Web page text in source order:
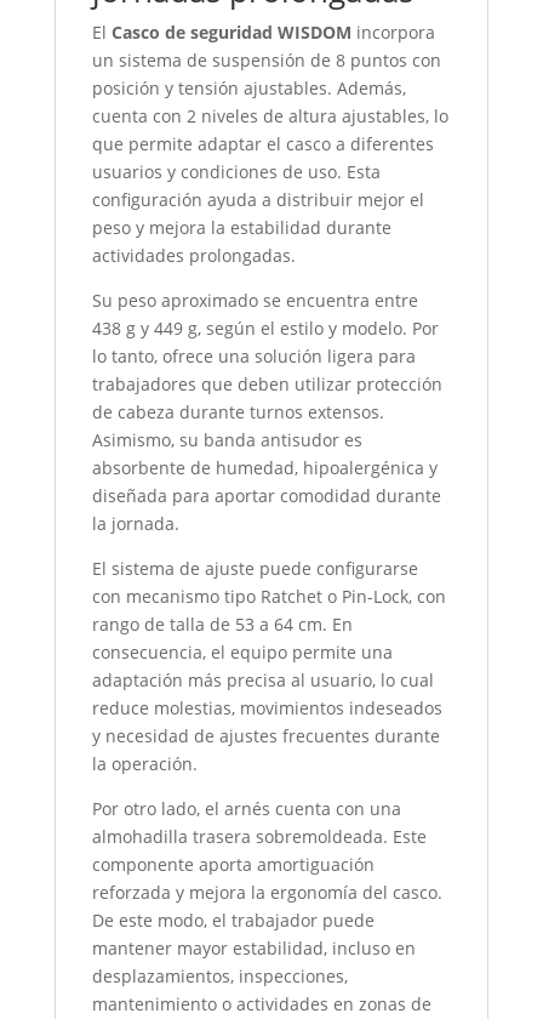
El Casco de seguridad WISDOM incorpora
un sistema de suspensión de 8 puntos con
posición y tensión ajustables. Además,
cuenta con 2 niveles de altura ajustables, lo
que permite adaptar el casco a diferentes
usuarios y condiciones de uso. Esta
configuración ayuda a distribuir mejor el
peso y mejora la estabilidad durante
actividades prolongadas.
Su peso aproximado se encuentra entre
438 g y 449 g, según el estilo y modelo. Por
lo tanto, ofrece una solución ligera para
trabajadores que deben utilizar protección
de cabeza durante turnos extensos.
Asimismo, su banda antisudor es
absorbente de humedad, hipoalergénica y
diseñada para aportar comodidad durante
la jornada.
El sistema de ajuste puede configurarse
con mecanismo tipo Ratchet o Pin-Lock, con
rango de talla de 53 a 64 cm. En
consecuencia, el equipo permite una
adaptación más precisa al usuario, lo cual
reduce molestias, movimientos indeseados
y necesidad de ajustes frecuentes durante
la operación.
Por otro lado, el arnés cuenta con una
almohadilla trasera sobremoldeada. Este
componente aporta amortiguación
reforzada y mejora la ergonomía del casco.
De este modo, el trabajador puede
mantener mayor estabilidad, incluso en
desplazamientos, inspecciones,
mantenimiento o actividades en zonas de